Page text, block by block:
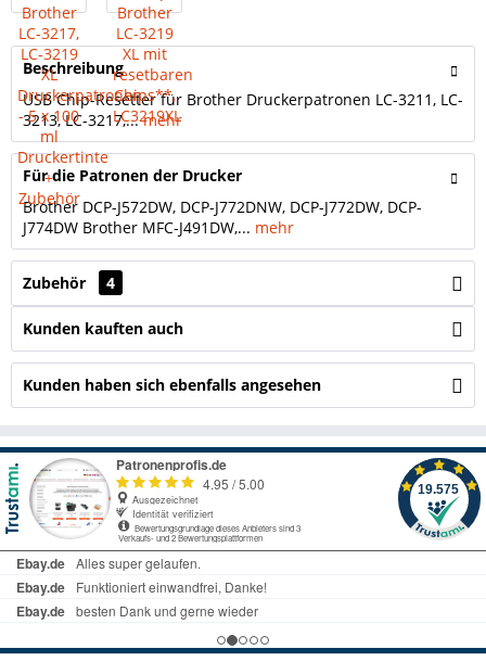
Beschreibung
USB Chip-Resetter für Brother Druckerpatronen LC-3211, LC-
3213, LC-3217,...mehr
Für die Patronen der Drucker
Brother DCP-J572DW, DCP-J772DNW, DCP-J772DW, DCP-
J774DW Brother MFC-J491DW,... mehr
Zubehör 4
Kunden kauften auch
Kunden haben sich ebenfalls angesehen